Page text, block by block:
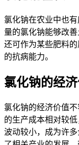
氯化钠在农业中也
量的氯化钠能够改
还可作为某些肥料
的抗病能力。
氯化钠的经
氯化钠的经济价值
的生产成本相对较
波动较小，成为许